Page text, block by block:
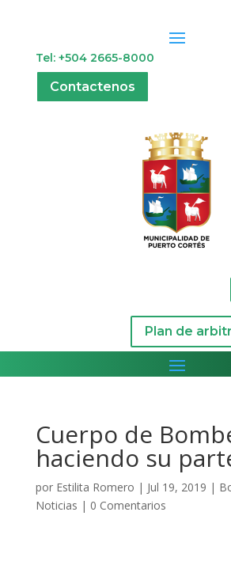
Tel: +504 2665-8000
Contactenos
Plan de
Cuerpo de
haciendo su
por Estilita Romero | Jul 19, 2019 |
Noticias | 0 Comentarios